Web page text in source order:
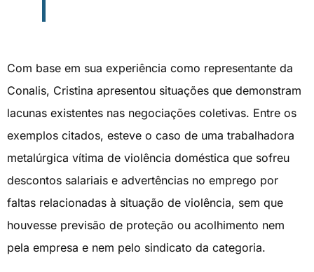
Com base em sua experiência como representante da
Conalis, Cristina apresentou situações que demonstram
lacunas existentes nas negociações coletivas. Entre os
exemplos citados, esteve o caso de uma trabalhadora
metalúrgica vítima de violência doméstica que sofreu
descontos salariais e advertências no emprego por
faltas relacionadas à situação de violência, sem que
houvesse previsão de proteção ou acolhimento nem
pela empresa e nem pelo sindicato da categoria.